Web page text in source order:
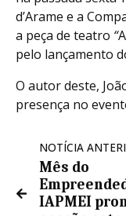
d’Arame e a
a peça de teatro “
pelo lançamento
O autor deste,
presença no
NOTÍCIA
Mês do
IAPMEI